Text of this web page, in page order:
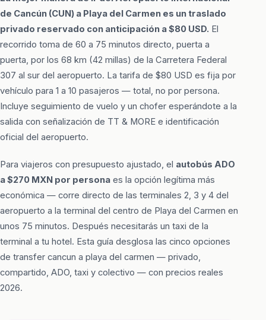
de Cancún (CUN) a Playa del Carmen es un traslado
privado reservado con anticipación a $80 USD. El
recorrido toma de 60 a 75 minutos directo, puerta a
puerta, por los 68 km (42 millas) de la Carretera Federal
307 al sur del aeropuerto. La tarifa de $80 USD es fija por
vehículo para 1 a 10 pasajeros — total, no por persona.
Incluye seguimiento de vuelo y un chofer esperándote a la
salida con señalización de TT & MORE e identificación
oficial del aeropuerto.
Para viajeros con presupuesto ajustado, el autobús ADO
a $270 MXN por persona es la opción legítima más
económica — corre directo de las terminales 2, 3 y 4 del
aeropuerto a la terminal del centro de Playa del Carmen en
unos 75 minutos. Después necesitarás un taxi de la
terminal a tu hotel. Esta guía desglosa las cinco opciones
de transfer cancun a playa del carmen — privado,
compartido, ADO, taxi y colectivo — con precios reales
2026.